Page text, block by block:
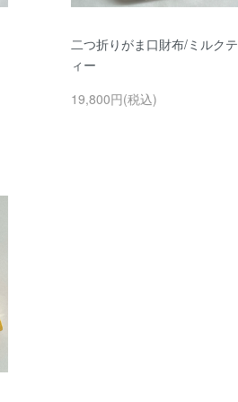
二つ折りがま口財布/ミルクテ
ィー
19,800円(税込)